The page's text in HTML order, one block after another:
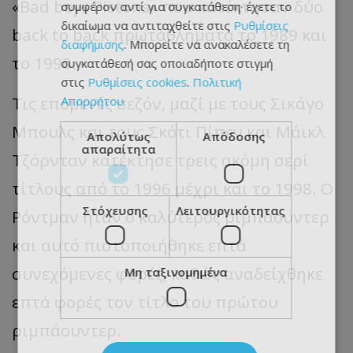
«Bad boys Pistons» που κατέκτησαν δύο
back to back πρωτάθληματα το 1989 και
το 1990.
Τις επόμενες σεζόν, μαζί με τους Σικάγο
Μπουλς και τους Σκότι Πίπεν και Μάικλ
Τζόρνταν κατέκτησε τρεις ακόμη σερί
τίτλους από το 1996 μέχρι και το 1998. Ο
Ρόντμαν ήταν ο καλύτερος ριμπάουντερ
και αυτό πιστοποιήθηκε επτά
συνεχόμενες φορές, καθώς αναδείχθηκε
επτά φορές τον τίτλο του πρώτου
ριμπάουντερ.
συμφέρον αντί για συγκατάθεση· έχετε το
δικαίωμα να αντιταχθείτε στις Ρυθμίσεις
διαφήμισης. Μπορείτε να ανακαλέσετε τη
συγκατάθεσή σας οποιαδήποτε στιγμή
στις Ρυθμίσεις cookies. Πολιτική
Απορρήτου
Απολύτως
απαραίτητα
Απόδοσης
Στόχευσης Λειτουργικότητας
Μη ταξινομημένα